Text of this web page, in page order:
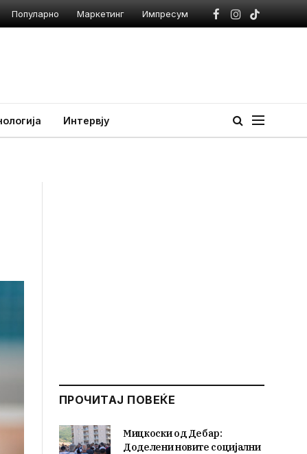
Популарно Маркетинг Импресум
Facebook
Instagram
TikTok
Интервју
ПРОЧИТАЈ ПОВЕЌЕ
Мицкоски од Дебар:
Доделени новите социјални